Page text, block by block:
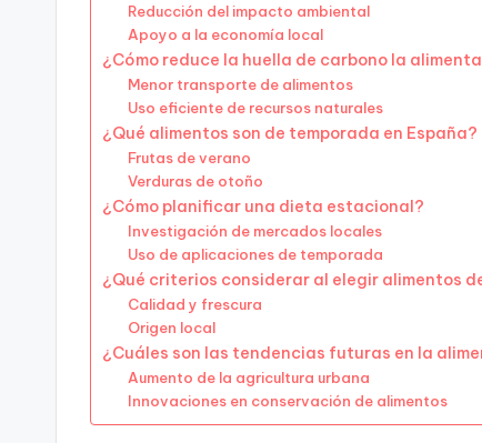
Reducción del impacto ambiental
Apoyo a la economía local
¿Cómo reduce la huella de carbono la
Menor transporte de alimentos
Uso eficiente de recursos naturales
¿Qué alimentos son de temporada en España?
Frutas de verano
Verduras de otoño
¿Cómo planificar una dieta estacional?
Investigación de mercados locales
Uso de aplicaciones de temporada
¿Qué criterios considerar al elegir alimentos
Calidad y frescura
Origen local
¿Cuáles son las tendencias futuras en la
Aumento de la agricultura urbana
Innovaciones en conservación de alimentos